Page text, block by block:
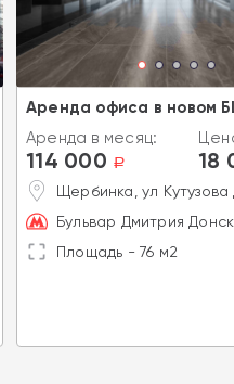
Аренда офиса в новом
Аренда в месяц:
114 000 a 18
Щербинка, ул Кутузова
Бульвар Дмитрия
Площадь - 76 м2